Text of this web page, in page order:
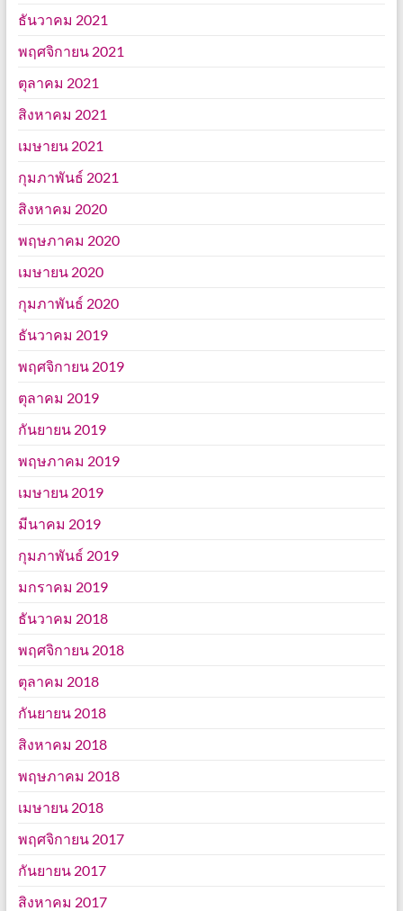
ธันวาคม 2021
พฤศจิกายน 2021
ตุลาคม 2021
สิงหาคม 2021
เมษายน 2021
กุมภาพันธ์ 2021
สิงหาคม 2020
พฤษภาคม 2020
เมษายน 2020
กุมภาพันธ์ 2020
ธันวาคม 2019
พฤศจิกายน 2019
ตุลาคม 2019
กันยายน 2019
พฤษภาคม 2019
เมษายน 2019
มีนาคม 2019
กุมภาพันธ์ 2019
มกราคม 2019
ธันวาคม 2018
พฤศจิกายน 2018
ตุลาคม 2018
กันยายน 2018
สิงหาคม 2018
พฤษภาคม 2018
เมษายน 2018
พฤศจิกายน 2017
กันยายน 2017
สิงหาคม 2017